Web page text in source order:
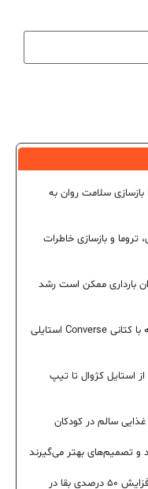
سلامت روان به
و بازسازی خاطرات
بارداری ممکن است رشد
راهنمای ست کردن کفش کانورس؛ چگونه با کتانی Converse استایلی
استایل کژوال تا تیپ
و تصمیم‌های بهتر می‌گیرند
درمان نوین با نانوذرات پوشیده از قند؛ افزایش ۵۰ درصدی بقا در